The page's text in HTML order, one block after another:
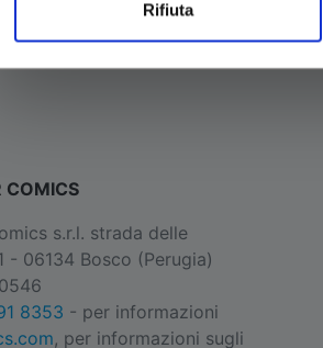
Rifiuta
COMICS
s.r.l. strada delle
- 06134 Bosco (Perugia)
8353 - per informazioni
, per informazioni sugli